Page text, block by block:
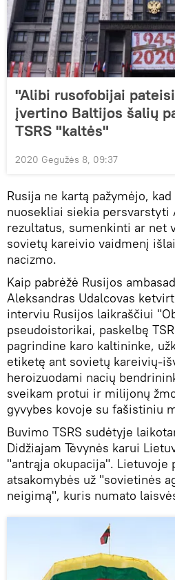
"Alibi rusofobijai
įvertino Baltijos šalių
TSRS "kaltės"
2020 Gegužės 8, 09:37
Rusija ne kartą pažymėjo,
nuosekliai siekia persvarstyti
rezultatus, sumenkinti ar net
sovietų kareivio vaidmenį
nacizmo.
Kaip pabrėžė Rusijos
Aleksandras Udalcovas
interviu Rusijos laikraščiui
pseudoistorikai, paskelbę
pagrindine karo kaltininke,
etiketę ant sovietų kareivių-
heroizuodami nacių
sveikam protui ir milijonų
gyvybes kovoje su fašistiniu
Buvimo TSRS sudėtyje
Didžiajam Tėvynės karui
"antrąja okupacija".
atsakomybės už "sovietinės
neigimą", kuris numato